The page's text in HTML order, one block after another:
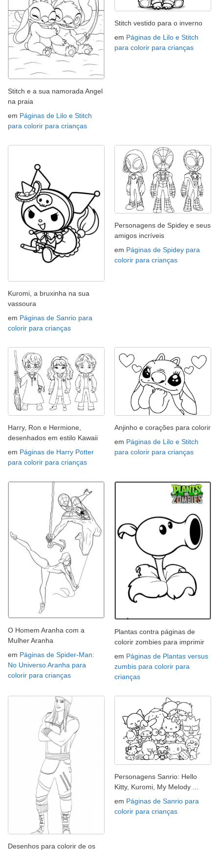
Stitch e a sua namorada Angel
na praia
em Páginas de Lilo e Stitch
para colorir para crianças
Stitch vestido para o inverno
em Páginas de Lilo e Stitch
para colorir para crianças
Kuromi, a bruxinha na sua
vassoura
em Páginas de Sanrio para
colorir para crianças
Personagens de Spidey e seus
amigos incríveis
em Páginas de Spidey para
colorir para crianças
Harry, Ron e Hermione,
desenhados em estilo Kawaii
em Páginas de Harry Potter
para colorir para crianças
Anjinho e corações para colorir
em Páginas de Lilo e Stitch
para colorir para crianças
O Homem Aranha com a
Mulher Aranha
em Páginas de Spider-Man:
No Universo Aranha para
colorir para crianças
Plantas contra páginas de
colorir zombies para imprimir
em Páginas de Plantas versus
zumbis para colorir para
crianças
Desenhos para colorir de os
Personagens Sanrio: Hello
Kitty, Kuromi, My Melody ...
em Páginas de Sanrio para
colorir para crianças